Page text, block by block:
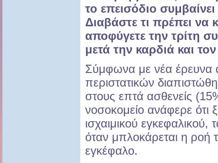
το επεισόδιο
Διαβάστε τι πρέπει να
αποφύγετε την τρίτη
μετά την καρδιά και
Σύμφωνα με νέα έρευνα
περιστατικών
στους επτά ασθενείς
νοσοκομείο ανάφερε
ισχαιμικού
όταν μπλοκάρεται η ροή
εγκέφαλο.